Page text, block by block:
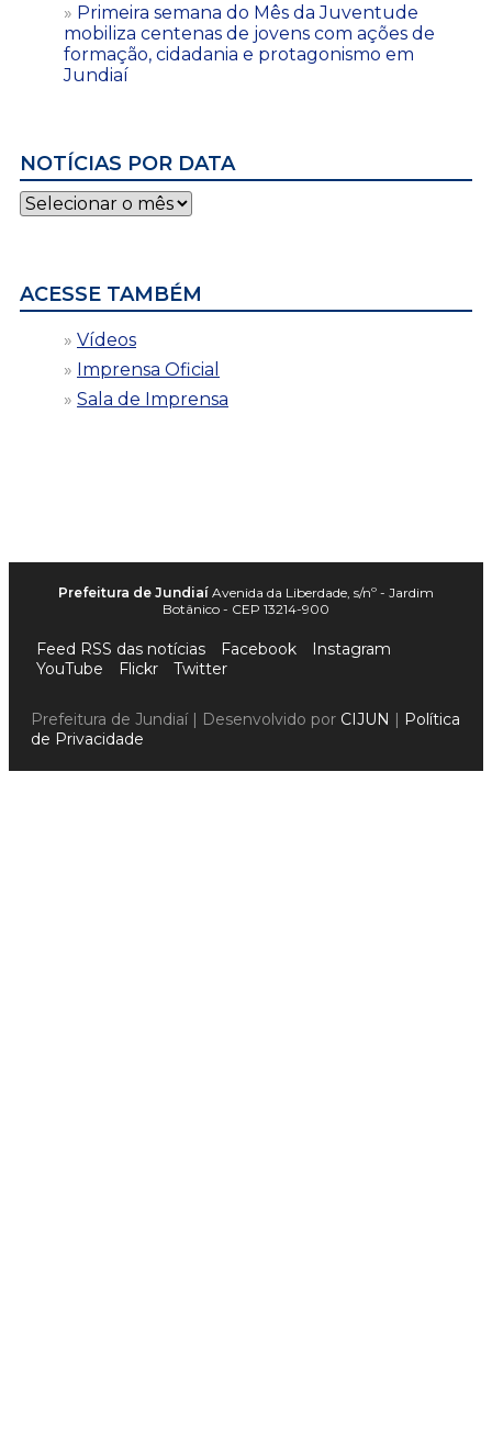
Primeira semana do Mês da Juventude
mobiliza centenas de jovens com ações de
formação, cidadania e protagonismo em
Jundiaí
NOTÍCIAS POR DATA
Notícias
por
ACESSE TAMBÉM
Vídeos
Imprensa Oficial
Sala de Imprensa
Prefeitura de Jundiaí Avenida da Liberdade, s/nº - Jardim
Botânico - CEP 13214-900
Feed RSS das notícias Facebook
Instagram
YouTube
Flickr Twitter
Prefeitura de Jundiaí | Desenvolvido por CIJUN | Política
de Privacidade